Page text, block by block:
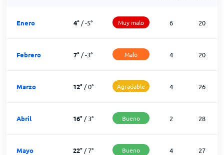
Enero 4° /-5° Muy malo 6 20
Febrero 7° /-3° Malo 4 20
Marzo 12°/0° Agradable 4 26
Abril 16°/3° Bueno 2 28
Mayo 22°/7° Bueno 4 27